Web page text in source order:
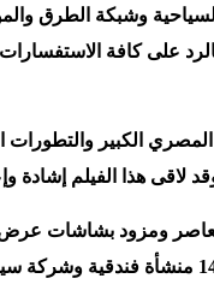
وشبكة الطرق
على كافة
الكبير والتطورات
على هيئة معبد بشكل معاصر